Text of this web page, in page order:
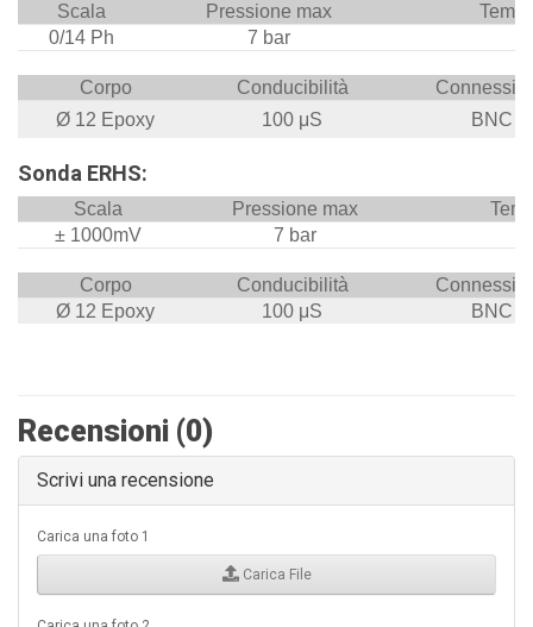
Scala Pressione max
0/14 Ph 7 bar
Corpo Conducibilità
Ø 12 Epoxy
100 μS BNC
Sonda ERHS:
Scala Pressione max
± 1000mV 7 bar
Corpo Conducibilità
Ø 12 Epoxy
100 μS BNC
Recensioni (0)
Scrivi una recensione
Carica una foto 1
Carica File